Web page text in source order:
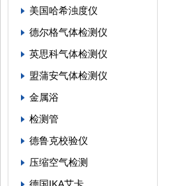
美国哈希浊度仪
德尔格气体检测仪
英思科气体检测仪
盟蒲安气体检测仪
金属浴
检测管
德鲁克校验仪
压缩空气检测